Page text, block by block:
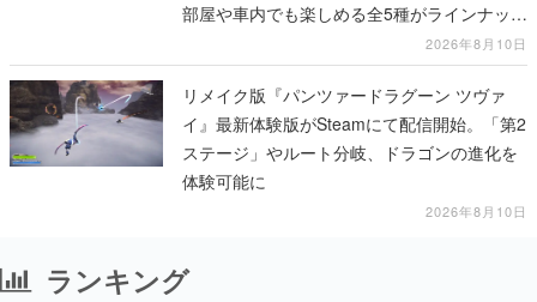
部屋や車内でも楽しめる全5種がラインナッ
プ、予約受付は8月17日12時より開始2026年8月10日
リメイク版『パンツァードラグーン ツヴァ
イ』最新体験版がSteamにて配信開始。「第2
ステージ」やルート分岐、ドラゴンの進化を
体験可能に
2026年8月10日
ランキング